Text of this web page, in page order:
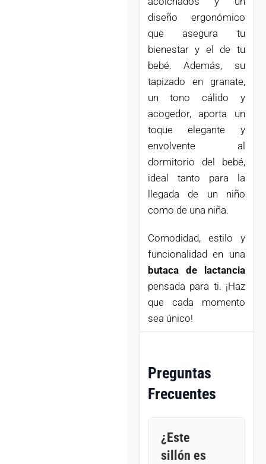
diseño ergonómico
que asegura tu
bienestar y el de tu
bebé. Además, su
tapizado en granate,
un tono cálido y
acogedor, aporta un
toque elegante y
envolvente al
dormitorio del bebé,
ideal tanto para la
llegada de un niño
como de una niña.
Comodidad, estilo y
funcionalidad en una
butaca de lactancia
pensada para ti. ¡Haz
que cada momento
sea único!
Preguntas
Frecuentes
¿Este
sillón es